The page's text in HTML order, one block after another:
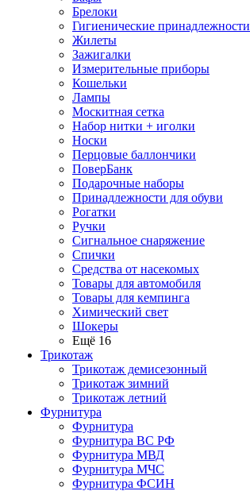
Брелоки
Гигиенические принадлежности
Жилеты
Зажигалки
Измерительные приборы
Кошельки
Лампы
Москитная сетка
Набор нитки + иголки
Носки
Перцовые баллончики
ПоверБанк
Подарочные наборы
Принадлежности для обуви
Рогатки
Ручки
Сигнальное снаряжение
Спички
Средства от насекомых
Товары для автомобиля
Товары для кемпинга
Химический свет
Шокеры
Ещё 16
Трикотаж
Трикотаж демисезонный
Трикотаж зимний
Трикотаж летний
Фурнитура
Фурнитура
Фурнитура ВС РФ
Фурнитура МВД
Фурнитура МЧС
Фурнитура ФСИН